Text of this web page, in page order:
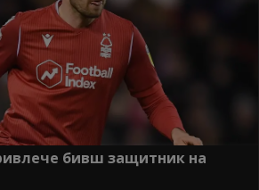
бивш защитник на